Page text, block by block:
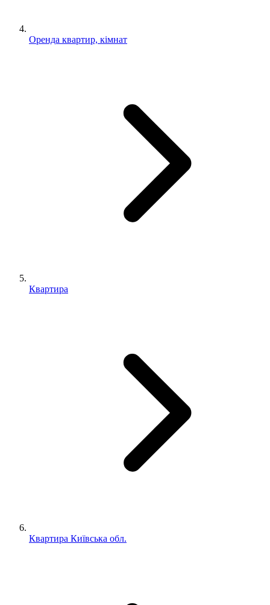
Оренда квартир, кімнат
Квартира
Квартира Київська обл.